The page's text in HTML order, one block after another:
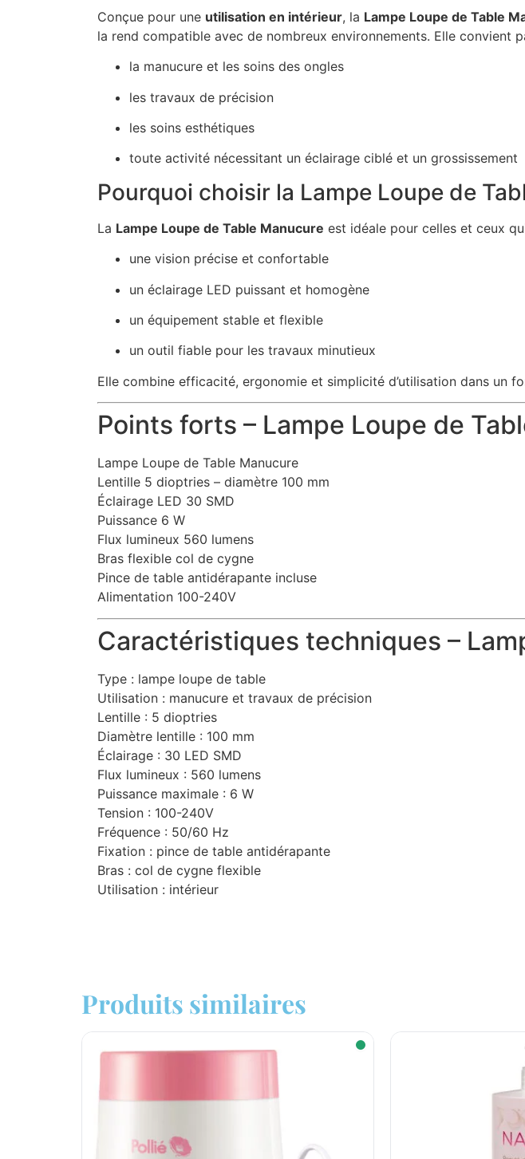
Conçue pour une utilisation en intérieur, la Lampe Loupe de Table
la rend compatible avec de nombreux environnements. Elle convient
la manucure et les soins des ongles
les travaux de précision
les soins esthétiques
toute activité nécessitant un éclairage ciblé et un grossissement
Pourquoi choisir la Lampe Loupe de
La Lampe Loupe de Table Manucure est idéale pour celles et ceux
une vision précise et confortable
un éclairage LED puissant et homogène
un équipement stable et flexible
un outil fiable pour les travaux minutieux
Elle combine efficacité, ergonomie et simplicité d’utilisation dans un
Points forts – Lampe Loupe de
Lampe Loupe de Table Manucure
Lentille 5 dioptries – diamètre 100 mm
Éclairage LED 30 SMD
Puissance 6 W
Flux lumineux 560 lumens
Bras flexible col de cygne
Pince de table antidérapante incluse
Alimentation 100-240V
Caractéristiques techniques –
Type : lampe loupe de table
Utilisation : manucure et travaux de précision
Lentille : 5 dioptries
Diamètre lentille : 100 mm
Éclairage : 30 LED SMD
Flux lumineux : 560 lumens
Puissance maximale : 6 W
Tension : 100-240V
Fréquence : 50/60 Hz
Fixation : pince de table antidérapante
Bras : col de cygne flexible
Utilisation : intérieur
Produits similaires